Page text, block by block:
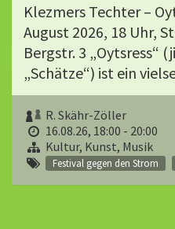
Klezmers Techter –
August 2026, 18 Uhr,
Bergstr. 3 „Oytsress“
„Schätze“) ist ein
R. Skähr-Zöller
16.08.26, 18:00 - 20:00
Kultur, Kunst, Musik
Festival gegen den Strom